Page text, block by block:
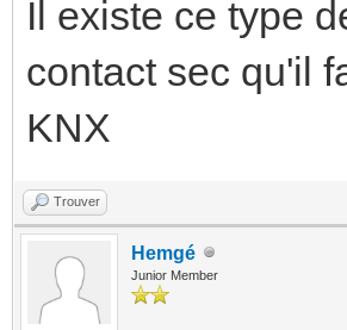
Il existe ce type
contact sec qu'il
KNX
Trouver
Hemgé
Junior Member